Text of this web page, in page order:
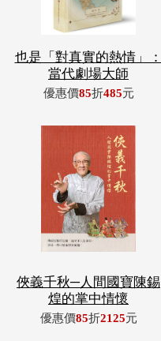
也是「對真實的熱情」：
當代劇場大師
優惠價85折485元
俠義千秋─人間國寶陳錫
煌的掌中情懷
優惠價85折2125元